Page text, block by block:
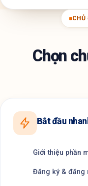
CHỦ
Chọn
Bắt đầu
Giới thiệu phần
Đăng ký & đăng